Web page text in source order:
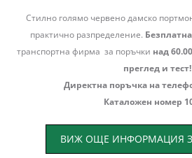
Стилно голямо червено дамско
практично разпределение.
транспортна фирма за поръчки над
преглед и тест!
Директна поръчка на
Каталожен номер
ВИЖ ОЩЕ ИНФОРМАЦИЯ